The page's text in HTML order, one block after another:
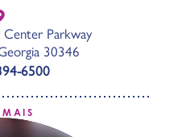
Parkway
30346
6500